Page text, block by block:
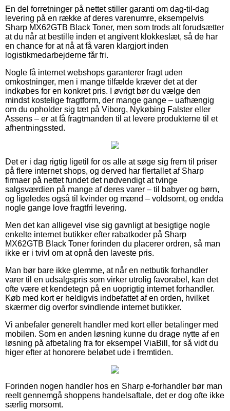
En del forretninger på nettet stiller garanti om dag-til-dag
levering på en række af deres varenumre, eksempelvis
Sharp MX62GTB Black Toner, men som trods alt forudsætter
at du når at bestille inden et angivent klokkeslæt, så de har
en chance for at nå at få varen klargjort inden
logistikmedarbejderne får fri.
Nogle få internet webshops garanterer fragt uden
omkostninger, men i mange tilfælde kræver det at der
indkøbes for en konkret pris. I øvrigt bør du vælge den
mindst kostelige fragtform, der mange gange – uafhængig
om du opholder sig tæt på Viborg, Nykøbing Falster eller
Assens – er at få fragtmanden til at levere produkterne til et
afhentningssted.
Det er i dag rigtig ligetil for os alle at søge sig frem til priser
på flere internet shops, og derved har flertallet af Sharp
firmaer på nettet fundet det nødvendigt at tvinge
salgsværdien på mange af deres varer – til babyer og børn,
og ligeledes også til kvinder og mænd – voldsomt, og endda
nogle gange love fragtfri levering.
Men det kan alligevel vise sig gavnligt at besigtige nogle
enkelte internet butikker efter rabatkoder på Sharp
MX62GTB Black Toner forinden du placerer ordren, så man
ikke er i tvivl om at opnå den laveste pris.
Man bør bare ikke glemme, at når en netbutik forhandler
varer til en udsalgspris som virker utrolig favorabel, kan det
ofte være et kendetegn på en uoprigtig internet forhandler.
Køb med kort er heldigvis indbefattet af en orden, hvilket
skærmer dig overfor svindlende internet butikker.
Vi anbefaler generelt handler med kort eller betalinger med
mobilen. Som en anden løsning kunne du drage nytte af en
løsning på afbetaling fra for eksempel ViaBill, for så vidt du
higer efter at honorere beløbet ude i fremtiden.
Forinden nogen handler hos en Sharp e-forhandler bør man
reelt gennemgå shoppens handelsaftale, det er dog ofte ikke
særlig morsomt.